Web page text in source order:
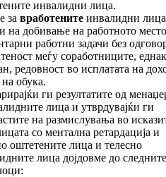
инвалидни лица.
за вработените инвалидни
на добивање на работното
работни задачи без
меѓу соработниците,
редовност во исплатата на
обука.
ги резултатите од
лица и утврдувајќи ги
на размислувања во
со ментална ретардација и
оштетените лица и телесно
лица дојдовме до следните